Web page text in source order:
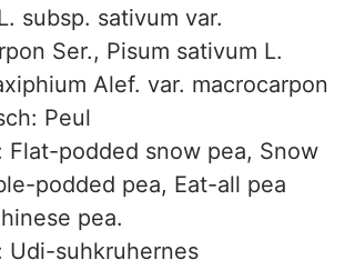
subsp. sativum var.
Ser., Pisum sativum L.
Alef. var. macrocarpon
Peul
Flat-podded snow pea, Snow
podded pea, Eat-all pea
pea.
Udi-suhkruhernes